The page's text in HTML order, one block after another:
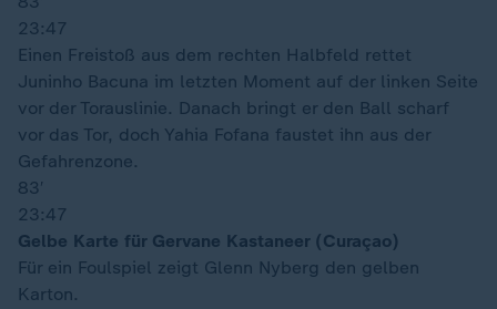
23:47
Einen Freistoß aus dem rechten Halbfeld rettet
Juninho Bacuna im letzten Moment auf der linken Seite
vor der Torauslinie. Danach bringt er den Ball scharf
vor das Tor, doch Yahia Fofana faustet ihn aus der
Gefahrenzone.
83′
23:47
Gelbe Karte für Gervane Kastaneer (Curaçao)
Für ein Foulspiel zeigt Glenn Nyberg den gelben
Karton.